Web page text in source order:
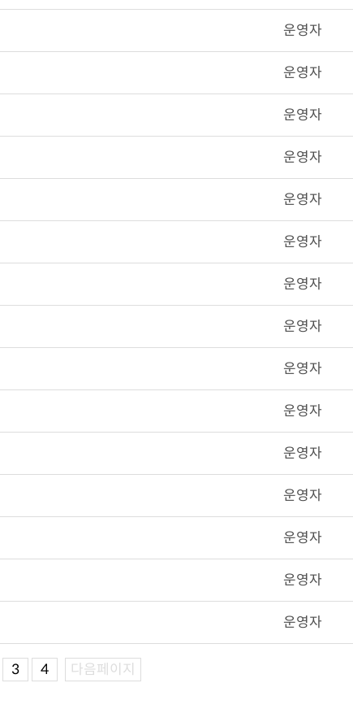
운영자
운영자
운영자
운영자
운영자
운영자
운영자
운영자
운영자
운영자
운영자
운영자
운영자
운영자
운영자
3 4 다음페이지